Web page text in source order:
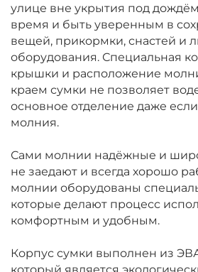
улице вне укрытия под
время и быть уверенным в
вещей, прикормки, снастей и
оборудования. Специальная
крышки и расположение
краем сумки не позволяет
основное отделение даже
молния.
Сами молнии надёжные и
не заедают и всегда хорошо
молнии оборудованы
которые делают процесс
комфортным и удобным.
Корпус сумки выполнен из